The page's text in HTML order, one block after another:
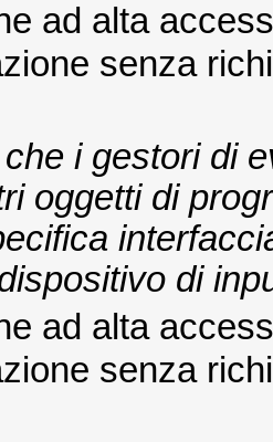
ad alta
senza
i gestori di
oggetti di
di
ad alta
senza